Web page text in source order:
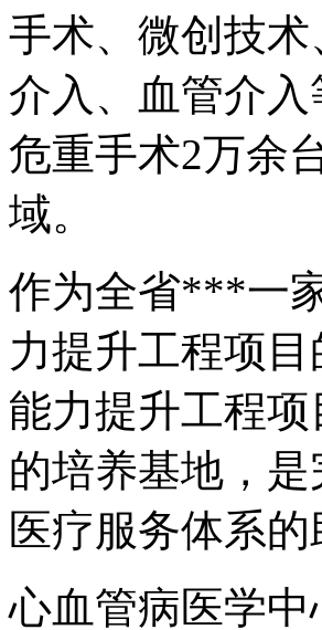
手术、微创技
介入、血管介
危重手术2万余
域。
作为全省***一
力提升工程项
能力提升工程
的培养基地，
医疗服务体系的
心血管病医学